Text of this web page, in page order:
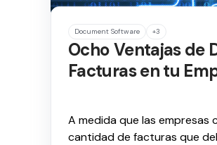
Document Software +3
Ocho Ventajas de
Facturas en tu
A medida que las empresas
cantidad de facturas que